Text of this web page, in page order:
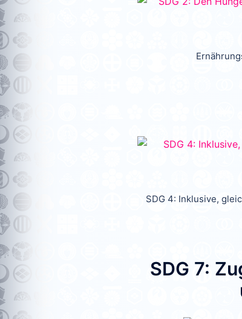
SDG 4: Inklusive,
SDG 7: